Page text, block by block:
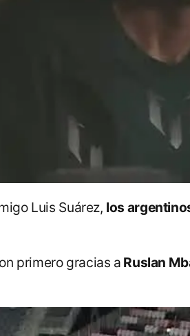
Luis Suárez, los
primero gracias a Ruslan